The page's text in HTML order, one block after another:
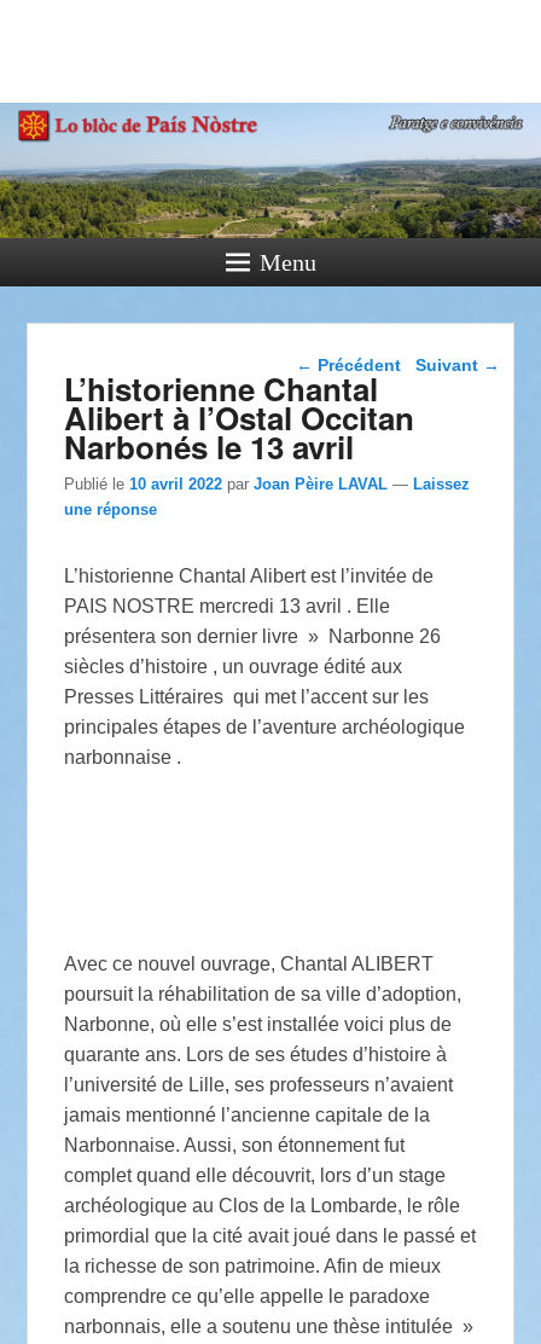
Paratge e Convivència
Menu
Navigation dans les
← Précédent Suivant →
L’historienne Chantal
Alibert à l’Ostal Occitan
Narbonés le 13 avril
Publié le10 avril 2022 parJoan Pèire LAVAL —Laissez
une réponse
L’historienne Chantal Alibert est l’invitée de
PAIS NOSTRE mercredi 13 avril . Elle
présentera son dernier livre » Narbonne 26
siècles d’histoire , un ouvrage édité aux
Presses Littéraires qui met l’accent sur les
principales étapes de l’aventure archéologique
narbonnaise .
Avec ce nouvel ouvrage, Chantal ALIBERT
poursuit la réhabilitation de sa ville d’adoption,
Narbonne, où elle s’est installée voici plus de
quarante ans. Lors de ses études d’histoire à
l’université de Lille, ses professeurs n’avaient
jamais mentionné l’ancienne capitale de la
Narbonnaise. Aussi, son étonnement fut
complet quand elle découvrit, lors d’un stage
archéologique au Clos de la Lombarde, le rôle
primordial que la cité avait joué dans le passé et
la richesse de son patrimoine. Afin de mieux
comprendre ce qu’elle appelle le paradoxe
narbonnais, elle a soutenu une thèse intitulée »